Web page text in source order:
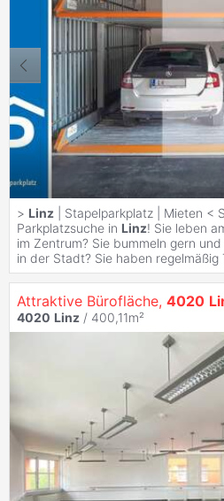
> Linz | Stapelparkplatz | Mieten <
Parkplatzsuche in Linz! Sie leben
im Zentrum? Sie bummeln gern
in der Stadt? Sie haben regelmäßig
Attraktive Bürofläche, 4020
4020 Linz / 400,11m²